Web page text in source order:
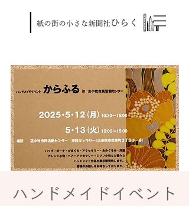
ハンドメイドイベント